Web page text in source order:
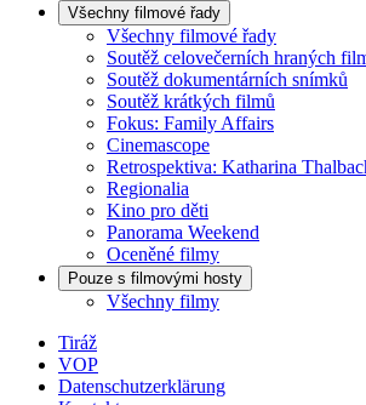
Všechny filmové řady
Všechny filmové řady
Soutěž celovečerních hraných
Soutěž dokumentárních snímků
Soutěž krátkých filmů
Fokus: Family Affairs
Cinemascope
Retrospektiva: Katharina
Regionalia
Kino pro děti
Panorama Weekend
Oceněné filmy
Pouze s filmovými hosty
Všechny filmy
Tiráž
VOP
Datenschutzerklärung